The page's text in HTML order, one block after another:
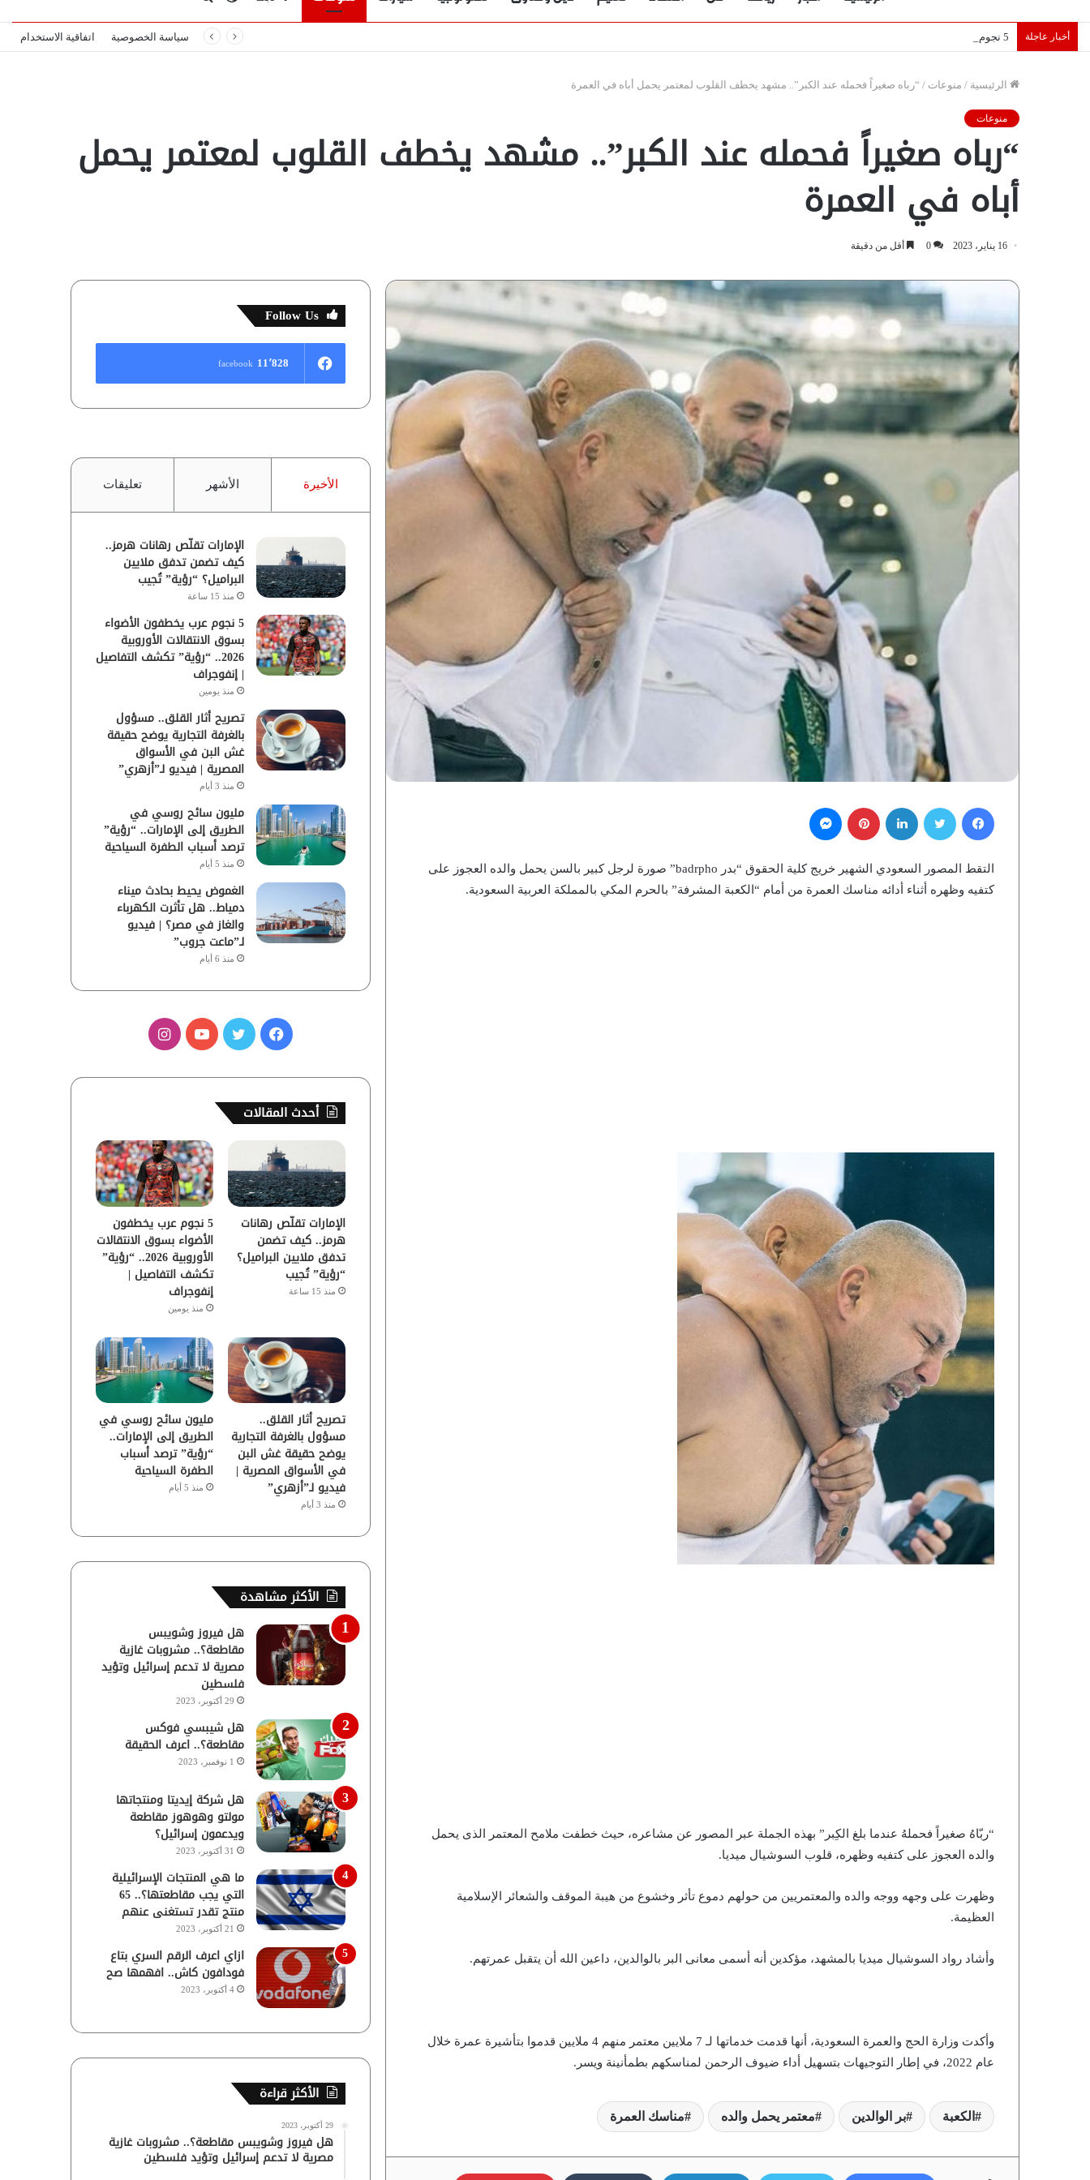
عنالمظلم
أخبار عاجلة 5 نجوم عرب يخطفون الأضواء بسوق الانتقالات الأوروبية 2026.. “رؤية” تكشف التفاصيل | إنفوجراف سياسة الخصوصية اتفاقية الاستخدام
الرئيسية / منوعات / “رباه صغيراً فحمله عند الكبر”.. مشهد يخطف القلوب لمعتمر يحمل أباه في العمرة
منوعات
“رباه صغيراً فحمله عند الكبر”.. مشهد يخطف القلوب لمعتمر يحمل
أباه في العمرة
16 يناير، 2023 0 أقل من دقيقة
التقط المصور السعودي الشهير خريج كلية الحقوق “بدر badrpho” صورة لرجل كبير بالسن يحمل والده العجوز على
كتفيه وظهره أثناء أدائه مناسك العمرة من أمام “الكعبة المشرفة” بالحرم المكي بالمملكة العربية السعودية.
“ربّاهُ صغيراً فحملهُ عندما بلغ الكِبر” بهذه الجملة عبر المصور عن مشاعره، حيث خطفت ملامح المعتمر الذى يحمل
والده العجوز على كتفيه وظهره، قلوب السوشيال ميديا.
وظهرت على وجهه ووجه والده والمعتمريين من حولهم دموع تأثر وخشوع من هيبة الموقف والشعائر الإسلامية
العظيمة.
وأشاد رواد السوشيال ميديا بالمشهد، مؤكدين أنه أسمى معانى البر بالوالدين، داعين الله أن يتقبل عمرتهم.
وأكدت وزارة الحج والعمرة السعودية، أنها قدمت خدماتها لـ 7 ملايين معتمر منهم 4 ملايين قدموا بتأشيرة عمرة خلال
عام 2022، في إطار التوجيهات بتسهيل أداء ضيوف الرحمن لمناسكهم بطمأنينة ويسر.
الكعبة بر الوالدين معتمر يحمل والده مناسك العمرة
حفل إفطار لأسر قطاع غزة بالسفارة
التركية بالقاهرة | فيديو لـ”ماعت”
جماعي للأمهات المثاليات بمركز التخاطب
بـ”بني حسين” أسيوط | صور
آخرهم بشباك المقاولون.. أين أحرز محمود
لـ”رؤية”
مسابقات ثقافية وبطولات رياضية..
Follow Us
11٬828 facebook
الأخيرة الأشهر تعليقات
الإمارات تقلّص رهانات هرمز..
كيف تضمن تدفق ملايين
البراميل؟ “رؤية” تُجيب
منذ 15 ساعة
5 نجوم عرب يخطفون الأضواء
بسوق الانتقالات الأوروبية
2026.. “رؤية” تكشف التفاصيل
| إنفوجراف
منذ يومين
تصريح أثار القلق.. مسؤول
بالغرفة التجارية يوضح حقيقة
غش البن في الأسواق
المصرية | فيديو لـ”أزهري”
منذ 3 أيام
مليون سائح روسي في
الطريق إلى الإمارات.. “رؤية”
ترصد أسباب الطفرة السياحية
منذ 5 أيام
الغموض يحيط بحادث ميناء
دمياط.. هل تأثرت الكهرباء
والغاز في مصر؟ | فيديو
لـ”ماعت جروب”
منذ 6 أيام
ف
س
و
ك
ي
و
ب
ا
ق
ر
ا
م
أحدث المقالات
الإمارات تقلّص رهانات
هرمز.. كيف تضمن
تدفق ملايين البراميل؟
“رؤية” تُجيب
منذ 15 ساعة
5 نجوم عرب يخطفون
الأضواء بسوق الانتقالات
الأوروبية 2026.. “رؤية”
تكشف التفاصيل |
إنفوجراف
منذ يومين
تصريح أثار القلق..
مسؤول بالغرفة التجارية
يوضح حقيقة غش البن
في الأسواق المصرية |
فيديو لـ”أزهري”
منذ 3 أيام
مليون سائح روسي في
الطريق إلى الإمارات..
“رؤية” ترصد أسباب
الطفرة السياحية
منذ 5 أيام
الأكثر مشاهدة
هل فيروز وشويبس
مقاطعة؟.. مشروبات غازية
مصرية لا تدعم إسرائيل وتؤيد
فلسطين
29 أكتوبر، 2023
هل شيبسي فوكس
مقاطعة؟.. اعرف الحقيقة
1 نوفمبر، 2023
هل شركة إيديتا ومنتجاتها
مولتو وهوهوز مقاطعة
ويدعمون إسرائيل؟
31 أكتوبر، 2023
ما هي المنتجات الإسرائيلية
التي يجب مقاطعتها؟.. 65
منتج تقدر تستغنى عنهم
21 أكتوبر، 2023
ازاي اعرف الرقم السري بتاع
فودافون كاش.. افهمها صح
4 أكتوبر، 2023
الأكثر قراءة
29 أكتوبر، 2023
هل فيروز وشويبس مقاطعة؟.. مشروبات غازية
مصرية لا تدعم إسرائيل وتؤيد فلسطين